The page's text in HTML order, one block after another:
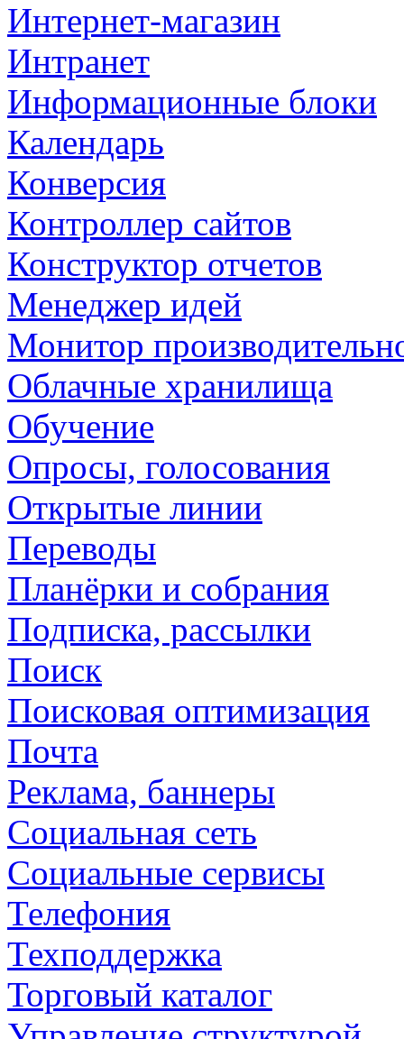
Интернет-магазин
Интранет
Информационные блоки
Календарь
Конверсия
Контроллер сайтов
Конструктор отчетов
Менеджер идей
Монитор
Облачные хранилища
Обучение
Опросы, голосования
Открытые линии
Переводы
Планёрки и собрания
Подписка, рассылки
Поиск
Поисковая оптимизация
Почта
Реклама, баннеры
Социальная сеть
Социальные сервисы
Телефония
Техподдержка
Торговый каталог